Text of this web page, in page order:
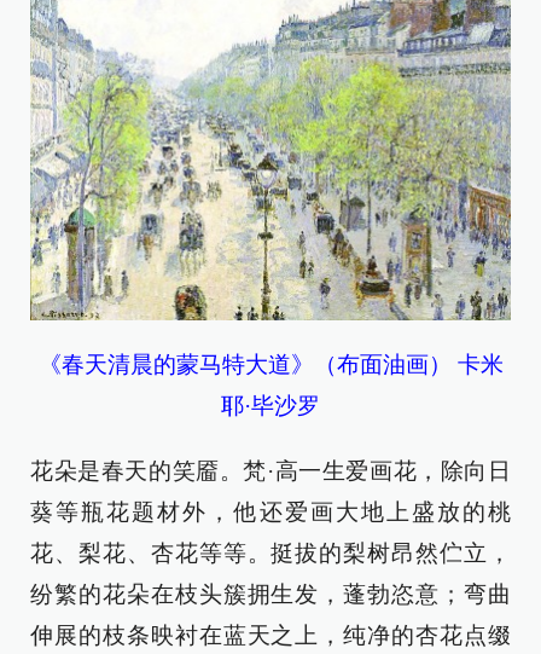
《春天清晨的蒙马特大道》（布面油画） 卡米
耶·毕沙罗
花朵是春天的笑靥。梵·高一生爱画花，除向日
葵等瓶花题材外，他还爱画大地上盛放的桃
花、梨花、杏花等等。挺拔的梨树昂然伫立，
纷繁的花朵在枝头簇拥生发，蓬勃恣意；弯曲
伸展的枝条映衬在蓝天之上，纯净的杏花点缀